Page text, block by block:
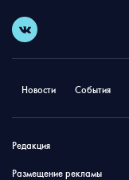
Новости События
Редакция
Размещение рекламы